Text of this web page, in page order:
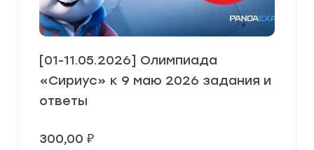
[01-11.05.2026] Олимпиада
«Сириус» к 9 маю 2026 задания и
ответы
300,00 ₽